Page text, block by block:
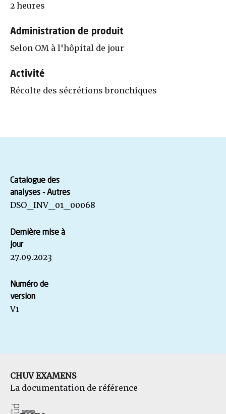
2 heures
Administration de produit
Selon OM à l'hôpital de jour
Activité
Récolte des sécrétions bronchiques
Catalogue des
analyses - Autres
DSO_INV_01_00068
Dernière mise à
jour
27.09.2023
Numéro de
version
V1
CHUV EXAMENS
La documentation de référence